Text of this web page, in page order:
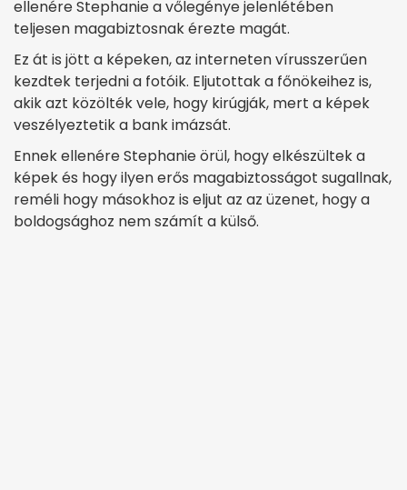
ellenére Stephanie a vőlegénye jelenlétében
teljesen magabiztosnak érezte magát.
Ez át is jött a képeken, az interneten vírusszerűen
kezdtek terjedni a fotóik. Eljutottak a főnökeihez is,
akik azt közölték vele, hogy kirúgják, mert a képek
veszélyeztetik a bank imázsát.
Ennek ellenére Stephanie örül, hogy elkészültek a
képek és hogy ilyen erős magabiztosságot sugallnak,
reméli hogy másokhoz is eljut az az üzenet, hogy a
boldogsághoz nem számít a külső.